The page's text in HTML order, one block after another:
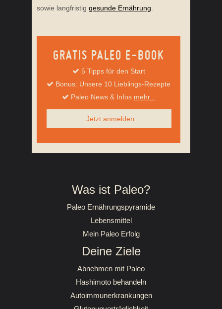
sowie langfristig gesunde Ernährung
GRATIS PALEO E-BOOK
5 Tipps für den Start
Bonus: Unsere 10 Lieblings-Rezepte
Paleo News & Infos mehr...
Jetzt anmelden
Was ist Paleo?
Paleo Ernährungspyramide
Lebensmittel
Mein Paleo Erfolg
Deine Ziele
Abnehmen mit Paleo
Hashimoto behandeln
Autoimmunerkrankungen